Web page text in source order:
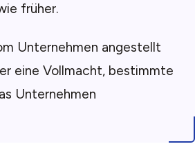
früher.
Unternehmen angestellt
eine Vollmacht, bestimmte
Unternehmen